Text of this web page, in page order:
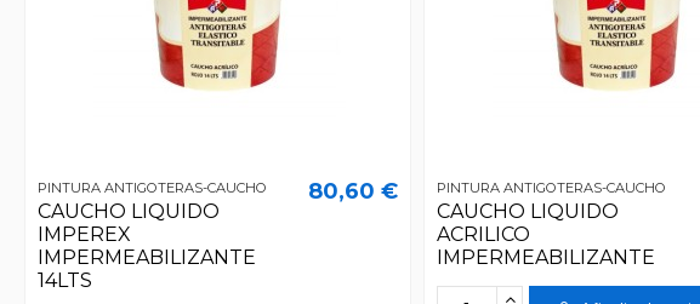
PINTURA ANTIGOTERAS-CAUCHO
CAUCHO LIQUIDO
IMPEREX
IMPERMEABILIZANTE
14LTS
80,60 € PINTURA ANTIGOTERAS-CAUCHO
CAUCHO LIQUIDO
ACRILICO
IMPERMEABILIZANTE